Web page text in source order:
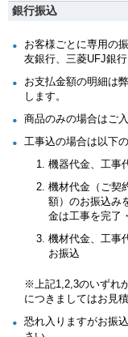
銀行振込
お客様ごとに専用の
友銀行、三菱UFJ銀行
お支払金額の明細は
します。
商品のみの場合はご
工事込の場合は以下
機器代金、工事
機材代金（ご契
額）のお振込み
金は工事を完了
機材代金、工事
お振込
※上記1,2,3のいずれ
につきましてはお見
恐れ入りますがお振